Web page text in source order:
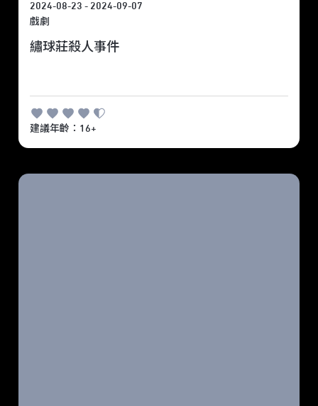
2024-08-23 - 2024-09-07
戲劇
繡球莊殺人事件
建議年齡：16+